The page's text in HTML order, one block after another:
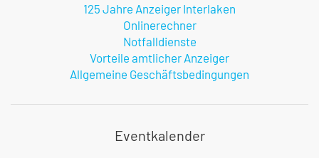
125 Jahre Anzeiger Interlaken
Onlinerechner
Notfalldienste
Vorteile amtlicher Anzeiger
Allgemeine Geschäftsbedingungen
Eventkalender